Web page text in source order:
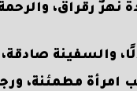
نهرٌ رقراق،
والسفينة
امرأة مطمئنة،